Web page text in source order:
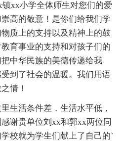
xx小学全体师生对您们的爱
高的敬意！是你们给我们学
质上的支持以及精神上的鼓
育事业的支持和对孩子们的
中华民族的美德传递给我
到了社会的温暖。我们用语
情！
生活条件差，生活水平低，
谢贵单位刘xx和郭xx两位同
校就为学生们献上了自己的`